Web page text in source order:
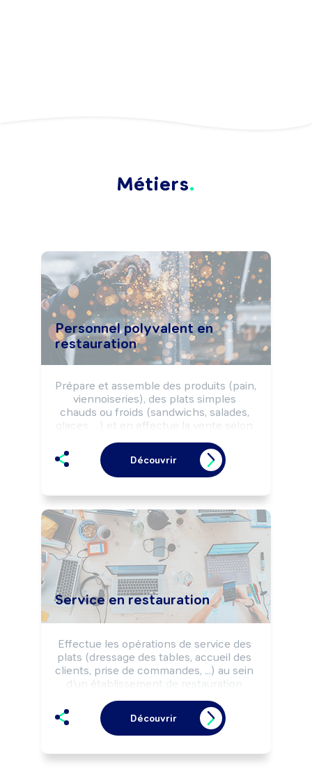
Métiers
Personnel polyvalent en
restauration
Prépare et assemble des produits (pain,
viennoiseries), des plats simples
chauds ou froids (sandwichs, salades,
glaces, ...) et en effectue la vente selon
alimentaires et la charte qualité de
l'établissement.
Peut servir les plats à table.
Découvrir
Service en restauration
Effectue les opérations de service des
plats (dressage des tables, accueil des
clients, prise de commandes, ...) au sein
d'un établissement de restauration
l'établissement et les règles d'hygiène
et de sécurité alimentaires. Peut
effectuer la préparation de plats
Découvrir